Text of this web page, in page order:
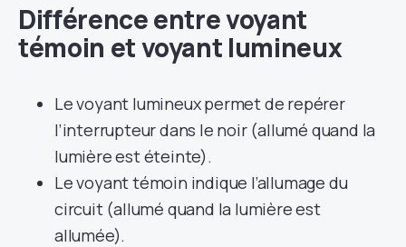
Différence entre voyant
témoin et voyant lumineux
Le voyant lumineux permet de repérer
l’interrupteur dans le noir (allumé quand la
lumière est éteinte).
Le voyant témoin indique l’allumage du
circuit (allumé quand la lumière est
allumée).